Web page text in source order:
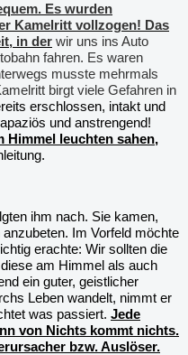
Es wurden
Kamelritt vollzogen! Das
in der wir uns ins Auto
fahren. Es waren
musste mehrmals
birgt viele Gefahren in
erschlossen, intakt und
und anstrengend!
Himmel leuchten sahen,
ihm nach. Sie kamen,
Im Vorfeld möchte
erachte: Wir sollten die
am Himmel als auch
ein guter, geistlicher
Leben wandelt, nimmt er
was passiert. Jede
von Nichts kommt nichts.
bzw. Auslöser.